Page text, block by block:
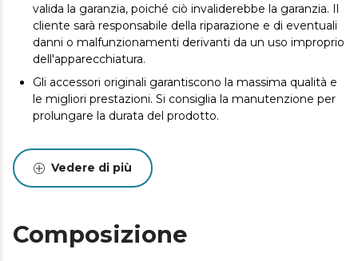
valida la garanzia, poiché ciò invaliderebbe la garanzia. Il
cliente sarà responsabile della riparazione e di eventuali
danni o malfunzionamenti derivanti da un uso improprio
dell'apparecchiatura.
Gli accessori originali garantiscono la massima qualità e
le migliori prestazioni. Si consiglia la manutenzione per
prolungare la durata del prodotto.
Vedere di più
Composizione